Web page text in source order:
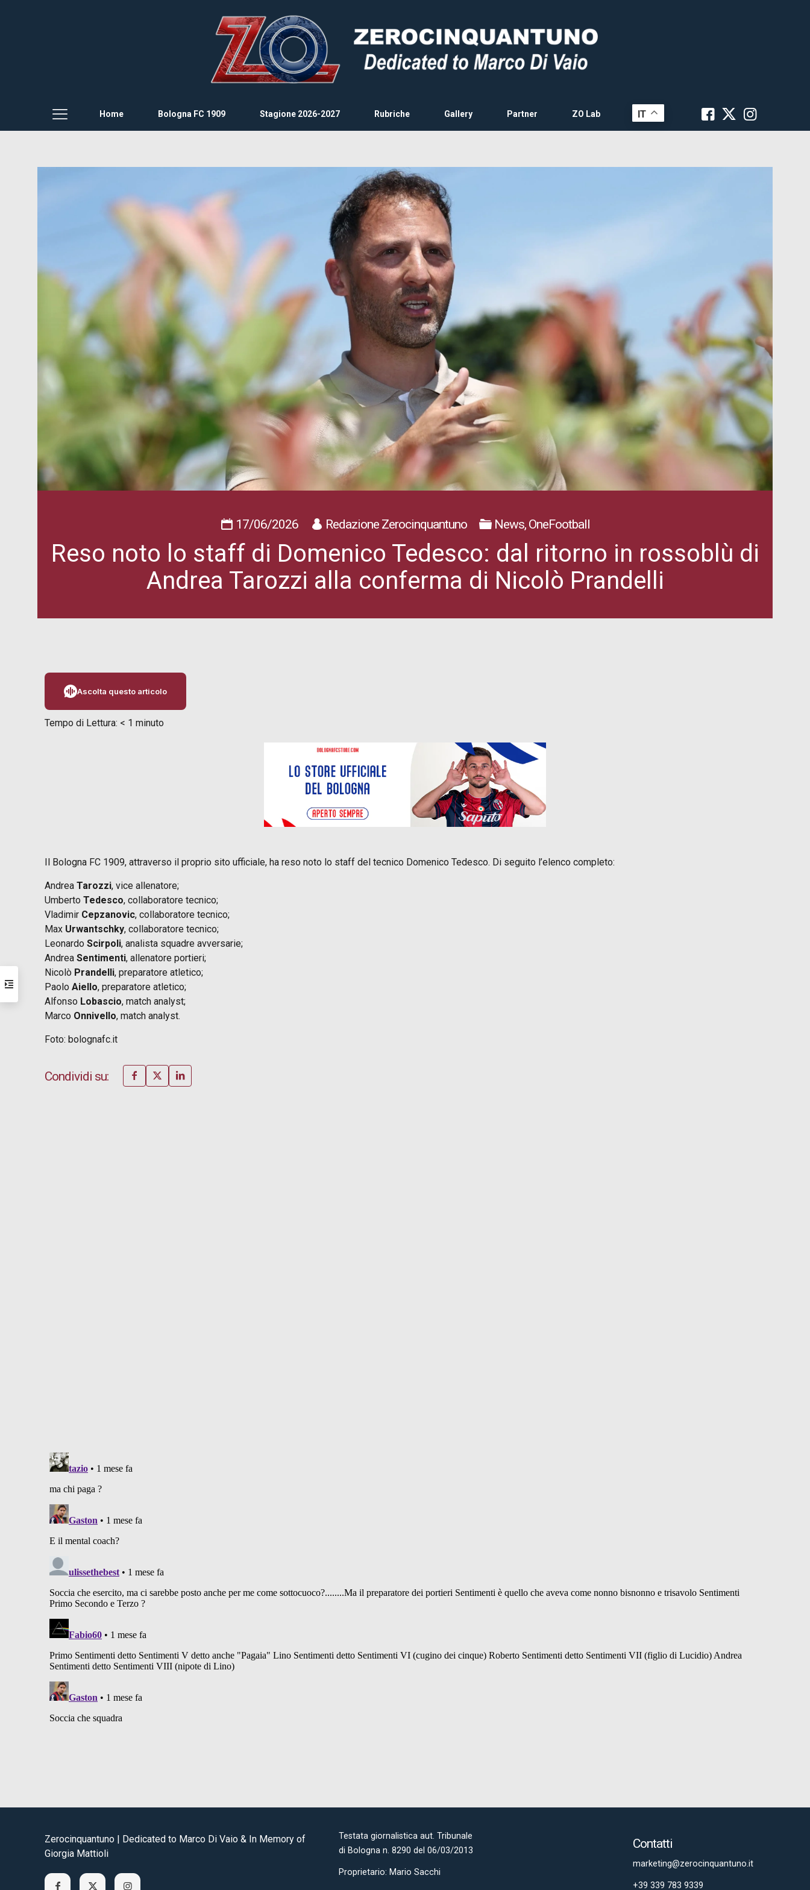
Home Bologna FC 1909 Stagione 2026-2027 Rubriche Gallery Partner ZO Lab IT
17/06/2026 Redazione Zerocinquantuno News, OneFootball
Reso noto lo staff di Domenico Tedesco: dal ritorno in rossoblù di
Andrea Tarozzi alla conferma di Nicolò Prandelli
Ascolta questo articolo
Tempo di Lettura: < 1 minuto
Il Bologna FC 1909, attraverso il proprio sito ufficiale, ha reso noto lo staff del tecnico Domenico Tedesco. Di seguito l’elenco completo:
AndreaTarozzi, vice allenatore;
UmbertoTedesco, collaboratore tecnico;
Vladimir Cepzanovic, collaboratore tecnico;
Max Urwantschky, collaboratore tecnico;
LeonardoScirpoli, analista squadre avversarie;
AndreaSentimenti, allenatore portieri;
Nicolò Prandelli, preparatore atletico;
PaoloAiello, preparatore atletico;
Alfonso Lobascio, match analyst;
Marco Onnivello, match analyst.
Foto: bolognafc.it
Condividi su:
Zerocinquantuno | Dedicated to Marco Di Vaio & In Memory of
Giorgia Mattioli
Testata giornalistica aut. Tribunale
di Bologna n. 8290 del 06/03/2013
Proprietario: Mario Sacchi
Contatti
marketing@zerocinquantuno.it
+39 339 783 9339